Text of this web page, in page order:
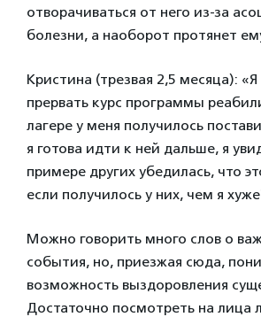
отворачиваться от него из-за
болезни, а наоборот протянет
Кристина (трезвая 2,5 месяца):
прервать курс программы
лагере у меня получилось
я готова идти к ней дальше, я
примере других убедилась, что
если получилось у них, чем я
Можно говорить много слов о
события, но, приезжая сюда,
возможность выздоровления
Достаточно посмотреть на лица